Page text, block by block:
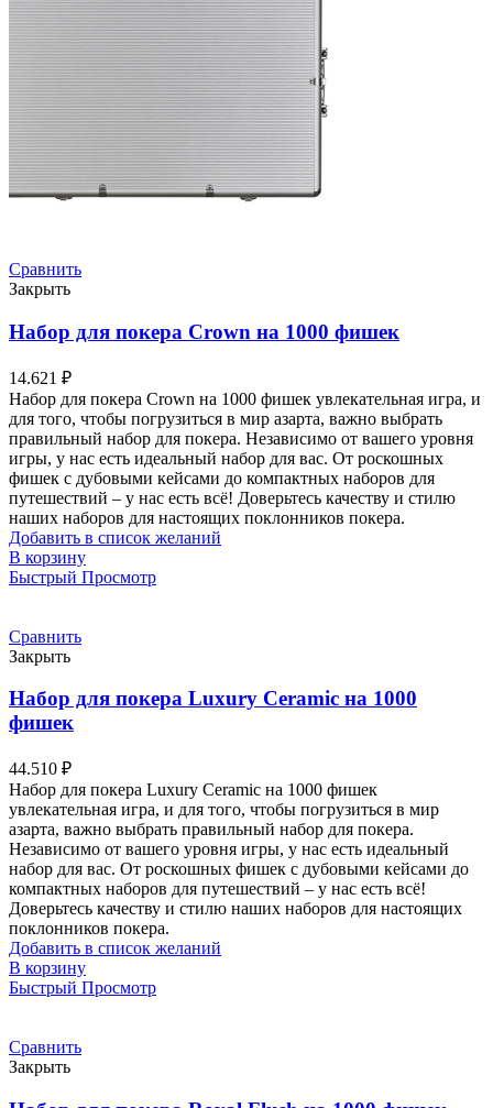
Сравнить
Закрыть
Набор для покера Crown на 1000 фишек
14.621 ₽
Набор для покера Crown на 1000 фишек увлекательная игра, и
для того, чтобы погрузиться в мир азарта, важно выбрать
правильный набор для покера. Независимо от вашего уровня
игры, у нас есть идеальный набор для вас. От роскошных
фишек с дубовыми кейсами до компактных наборов для
путешествий – у нас есть всё! Доверьтесь качеству и стилю
наших наборов для настоящих поклонников покера.
Добавить в список желаний
В корзину
Быстрый Просмотр
Сравнить
Закрыть
Набор для покера Luxury Ceramic на 1000
фишек
44.510 ₽
Набор для покера Luxury Ceramic на 1000 фишек
увлекательная игра, и для того, чтобы погрузиться в мир
азарта, важно выбрать правильный набор для покера.
Независимо от вашего уровня игры, у нас есть идеальный
набор для вас. От роскошных фишек с дубовыми кейсами до
компактных наборов для путешествий – у нас есть всё!
Доверьтесь качеству и стилю наших наборов для настоящих
поклонников покера.
Добавить в список желаний
В корзину
Быстрый Просмотр
Сравнить
Закрыть